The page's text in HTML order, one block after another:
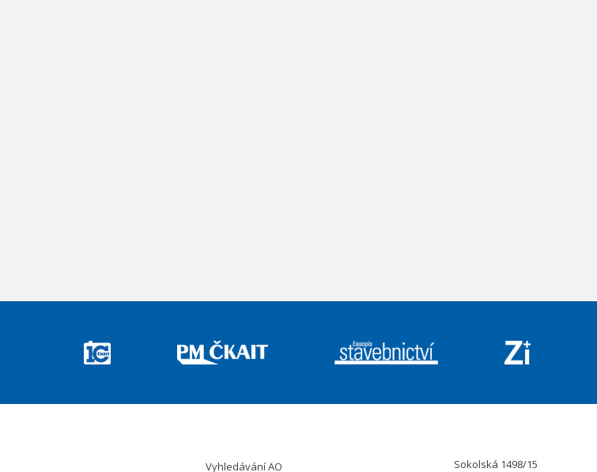
Vyhledávání AO Sokolská 1498/15